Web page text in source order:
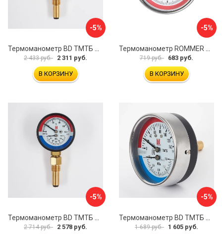
-5%
2 433 руб. 2 311 руб.
В КОРЗИНУ
-5%
719 руб. 683 руб.
В КОРЗИНУ
-5%
2 714 руб. 2 578 руб.
-5%
1 689 руб. 1 605 руб.